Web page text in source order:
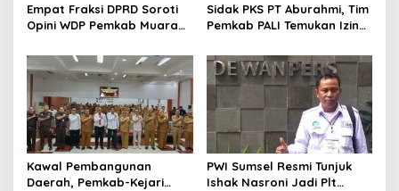
Empat Fraksi DPRD Soroti
Opini WDP Pemkab Muara
Kelola Keuangan
Sidak PKS PT Aburahmi, Tim
Pemkab PALI Temukan Izin
Kawal Pembangunan
Daerah, Pemkab-Kejari
PWI Sumsel Resmi Tunjuk
Ishak Nasroni Jadi Plt